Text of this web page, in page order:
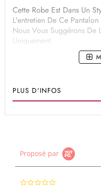
Cette Robe Est Dans Un
L'entretien De Ce
Nous Vous Suggérons De
Uniquement.
PLUS D'INFOS
Proposé par